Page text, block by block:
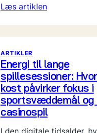
Læs artiklen
ARTIKLER
Energi til lange
spillesessioner:
kost påvirker fokus i
sportsvæddemål og
casinospil